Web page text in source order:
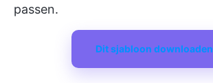
passen.
Dit sjabloon downloaden